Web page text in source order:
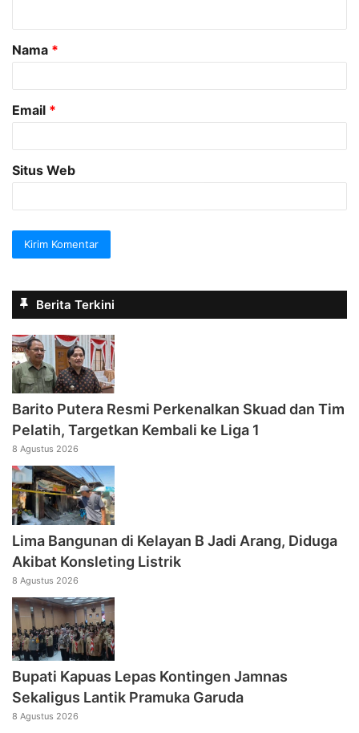
a
r
Nama *
Email *
Situs Web
Berita Terkini
Barito Putera Resmi Perkenalkan Skuad dan Tim
Pelatih, Targetkan Kembali ke Liga 1
8 Agustus 2026
Lima Bangunan di Kelayan B Jadi Arang, Diduga
Akibat Konsleting Listrik
8 Agustus 2026
Bupati Kapuas Lepas Kontingen Jamnas
Sekaligus Lantik Pramuka Garuda
8 Agustus 2026